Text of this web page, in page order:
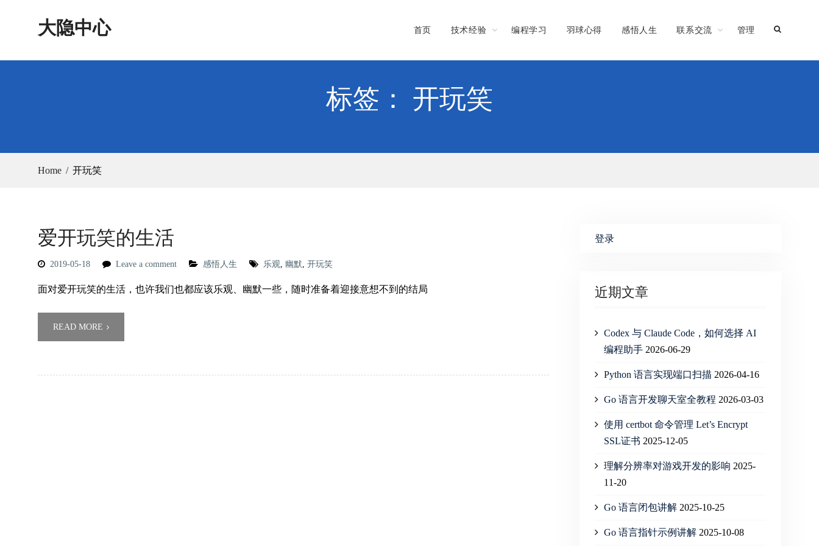
大隐中心 首页 技术经验 编程学习 羽球心得 感悟人生 联系交流 管理
标签： 开玩笑
Home 开玩笑
爱开玩笑的生活
2019-05-18 Leave a comment 感悟人生 乐观, 幽默, 开玩笑
面对爱开玩笑的生活，也许我们也都应该乐观、幽默一些，随时准备着迎接意想不到的结局
READ MORE
登录
近期文章
Codex 与 Claude Code，如何选择 AI
编程助手 2026-06-29
Python 语言实现端口扫描 2026-04-16
Go 语言开发聊天室全教程 2026-03-03
使用 certbot 命令管理 Let’s Encrypt
SSL证书 2025-12-05
理解分辨率对游戏开发的影响 2025-
11-20
Go 语言闭包讲解 2025-10-25
Go 语言指针示例讲解 2025-10-08